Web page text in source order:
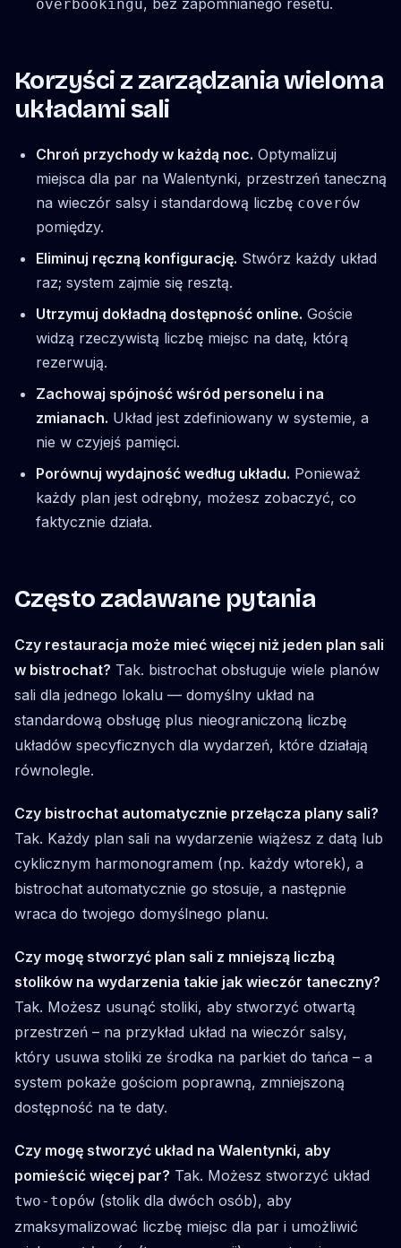
overbookingu, bez zapomnianego resetu.
Korzyści z zarządzania wieloma
układami sali
Chroń przychody w każdą noc. Optymalizuj
miejsca dla par na Walentynki, przestrzeń taneczną
na wieczór salsy i standardową liczbę coverów
pomiędzy.
Eliminuj ręczną konfigurację. Stwórz każdy układ
raz; system zajmie się resztą.
Utrzymuj dokładną dostępność online. Goście
widzą rzeczywistą liczbę miejsc na datę, którą
rezerwują.
Zachowaj spójność wśród personelu i na
zmianach. Układ jest zdefiniowany w systemie, a
nie w czyjejś pamięci.
Porównuj wydajność według układu. Ponieważ
każdy plan jest odrębny, możesz zobaczyć, co
faktycznie działa.
Często zadawane pytania
Czy restauracja może mieć więcej niż jeden plan sali
w bistrochat? Tak. bistrochat obsługuje wiele planów
sali dla jednego lokalu — domyślny układ na
standardową obsługę plus nieograniczoną liczbę
układów specyficznych dla wydarzeń, które działają
równolegle.
Czy bistrochat automatycznie przełącza plany sali?
Tak. Każdy plan sali na wydarzenie wiążesz z datą lub
cyklicznym harmonogramem (np. każdy wtorek), a
bistrochat automatycznie go stosuje, a następnie
wraca do twojego domyślnego planu.
Czy mogę stworzyć plan sali z mniejszą liczbą
stolików na wydarzenia takie jak wieczór taneczny?
Tak. Możesz usunąć stoliki, aby stworzyć otwartą
przestrzeń – na przykład układ na wieczór salsy,
który usuwa stoliki ze środka na parkiet do tańca – a
system pokaże gościom poprawną, zmniejszoną
dostępność na te daty.
Czy mogę stworzyć układ na Walentynki, aby
pomieścić więcej par? Tak. Możesz stworzyć układ
two-topów (stolik dla dwóch osób), aby
zmaksymalizować liczbę miejsc dla par i umożliwić